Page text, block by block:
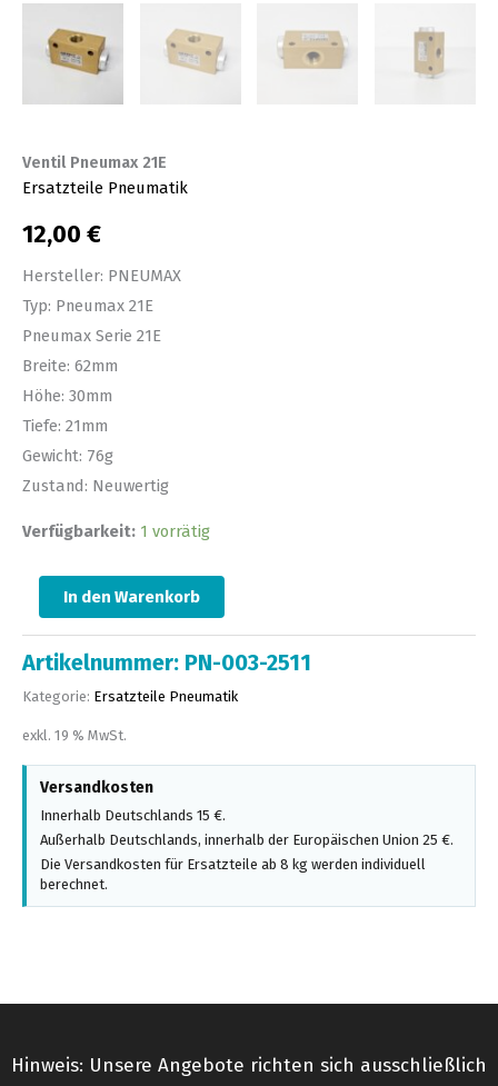
Ventil Pneumax 21E
Ersatzteile Pneumatik
12,00 €
Hersteller: PNEUMAX
Typ: Pneumax 21E
Pneumax Serie 21E
Breite: 62mm
Höhe: 30mm
Tiefe: 21mm
Gewicht: 76g
Zustand: Neuwertig
Verfügbarkeit: 1 vorrätig
In den Warenkorb
Artikelnummer: PN-003-2511
Kategorie: Ersatzteile Pneumatik
exkl. 19 % MwSt.
Versandkosten
Innerhalb Deutschlands 15 €.
Außerhalb Deutschlands, innerhalb der Europäischen Union 25 €.
Die Versandkosten für Ersatzteile ab 8 kg werden individuell
berechnet.
Hinweis: Unsere Angebote richten sich ausschließlich